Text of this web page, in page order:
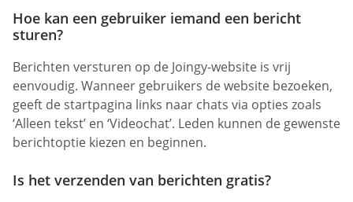
Hoe kan een gebruiker iemand een bericht
sturen?
Berichten versturen op de Joingy-website is vrij
eenvoudig. Wanneer gebruikers de website bezoeken,
geeft de startpagina links naar chats via opties zoals
‘Alleen tekst’ en ‘Videochat’. Leden kunnen de gewenste
berichtoptie kiezen en beginnen.
Is het verzenden van berichten gratis?